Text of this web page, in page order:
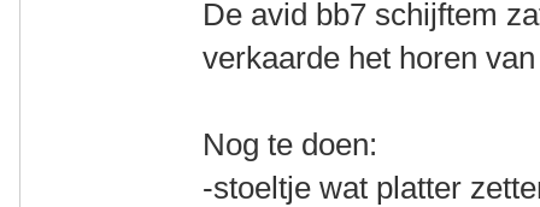
De avid bb7 schijftem
verkaarde het horen
Nog te doen:
-stoeltje wat platter